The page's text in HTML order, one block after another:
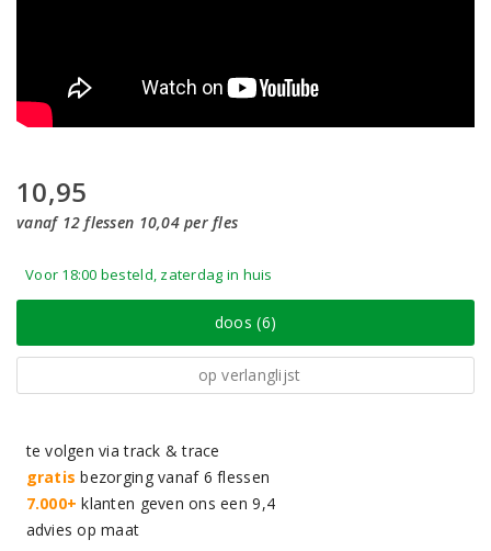
10,95
vanaf 12 flessen 10,04 per fles
Voor 18:00 besteld, zaterdag in huis
doos (6)
op verlanglijst
te volgen via track & trace
gratis bezorging vanaf 6 flessen
7.000+ klanten geven ons een 9,4
advies op maat